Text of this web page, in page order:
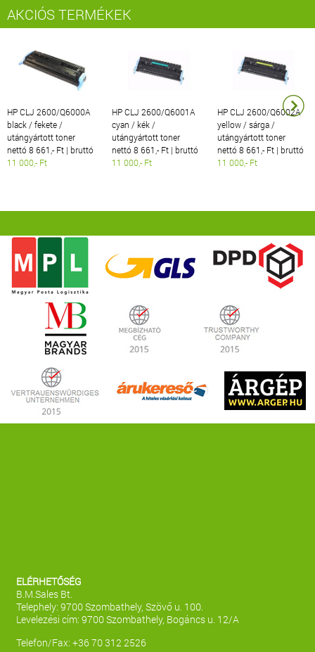
AKCIÓS TERMÉKEK
HP CLJ 2600/Q6000A
black / fekete /
utángyártott toner
nettó 8 661,- Ft | bruttó
11 000,- Ft
HP CLJ 2600/Q6001A
cyan / kék /
utángyártott toner
nettó 8 661,- Ft | bruttó
11 000,- Ft
HP CLJ 2600/Q6002A
yellow / sárga /
utángyártott toner
nettó 8 661,- Ft | bruttó
11 000,- Ft
ELÉRHETŐSÉG
B.M.Sales Bt.
Telephely: 9700 Szombathely, Szövő u. 100.
Levelezési cím: 9700 Szombathely, Bogáncs u. 12/A
Telefon/Fax: +36 70 312 2526